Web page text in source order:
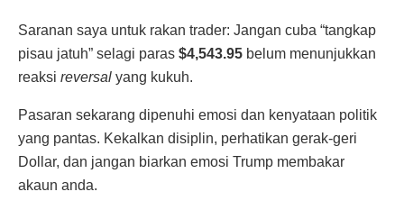
Saranan saya untuk rakan trader: Jangan cuba “tangkap
pisau jatuh” selagi paras $4,543.95 belum menunjukkan
reaksi reversal yang kukuh.
Pasaran sekarang dipenuhi emosi dan kenyataan politik
yang pantas. Kekalkan disiplin, perhatikan gerak-geri
Dollar, dan jangan biarkan emosi Trump membakar
akaun anda.